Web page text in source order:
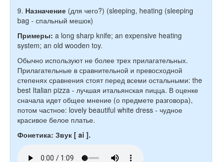
9. Назначение (для чего?) (sleeping, heating (sleeping
bag - спальный мешок)
Примеры: a long sharp knife; an expensive heating
system; an old wooden toy.
Обычно используют не более трех прилагательных.
Прилагательные в сравнительной и превосходной
степенях сравнения стоят перед всеми остальными: the
best Italian pizza - лучшая итальянская пицца. В оценке
сначала идет общее мнение (о предмете разговора),
потом частное: lovely beautiful white dress - чудное
красивое белое платье.
Фонетика: Звук [ ai ].